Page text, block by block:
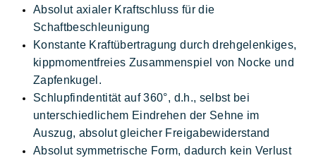
Absolut axialer Kraftschluss für die
Schaftbeschleunigung
Konstante Kraftübertragung durch drehgelenkiges,
kippmomentfreies Zusammenspiel von Nocke und
Zapfenkugel.
Schlupfindentität auf 360°, d.h., selbst bei
unterschiedlichem Eindrehen der Sehne im
Auszug, absolut gleicher Freigabewiderstand
Absolut symmetrische Form, dadurch kein Verlust